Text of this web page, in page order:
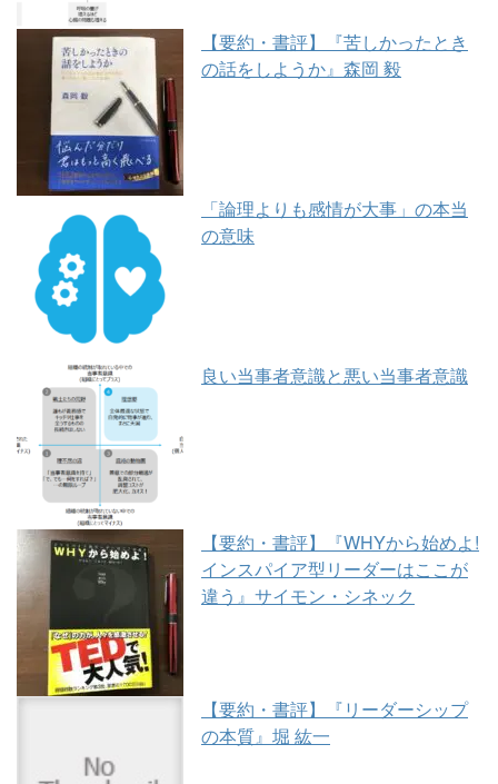
【要約・書評】『苦しかったとき
の話をしようか』森岡 毅
「論理よりも感情が大事」の本当
の意味
良い当事者意識と悪い当事者意識
【要約・書評】『WHYから始めよ!
インスパイア型リーダーはここが
違う』サイモン・シネック
【要約・書評】『リーダーシップ
の本質』堀 紘一